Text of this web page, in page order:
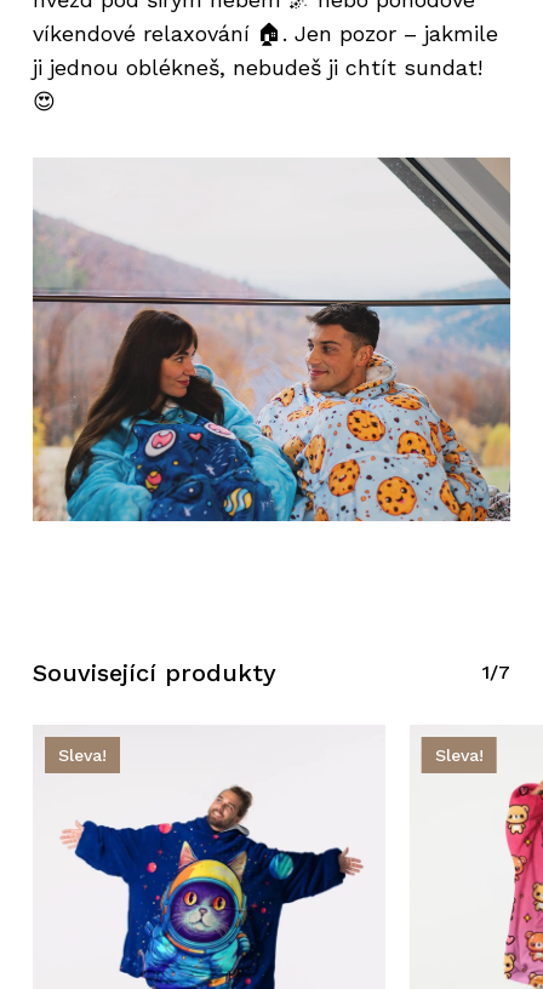
víkendové relaxování 🏠. Jen pozor – jakmile
ji jednou oblékneš, nebudeš ji chtít sundat!
😍
Související produkty 1/7
Sleva! Sleva!